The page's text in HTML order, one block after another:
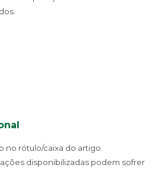
no rótulo/caixa do artigo.
disponibilizadas podem sofrer